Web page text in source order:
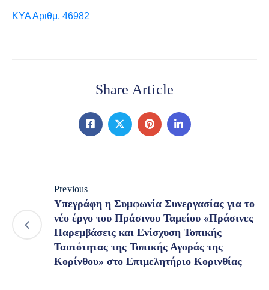
ΚΥΑ Αριθμ. 46982
Share Article
Previous
Υπεγράφη η Συμφωνία Συνεργασίας για το
νέο έργο του Πράσινου Ταμείου «Πράσινες
Παρεμβάσεις και Ενίσχυση Τοπικής
Ταυτότητας της Τοπικής Αγοράς της
Κορίνθου» στο Επιμελητήριο Κορινθίας